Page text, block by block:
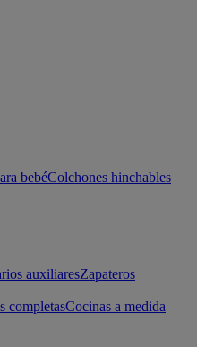
bebéColchones hinchables
auxiliaresZapateros
completasCocinas a medida